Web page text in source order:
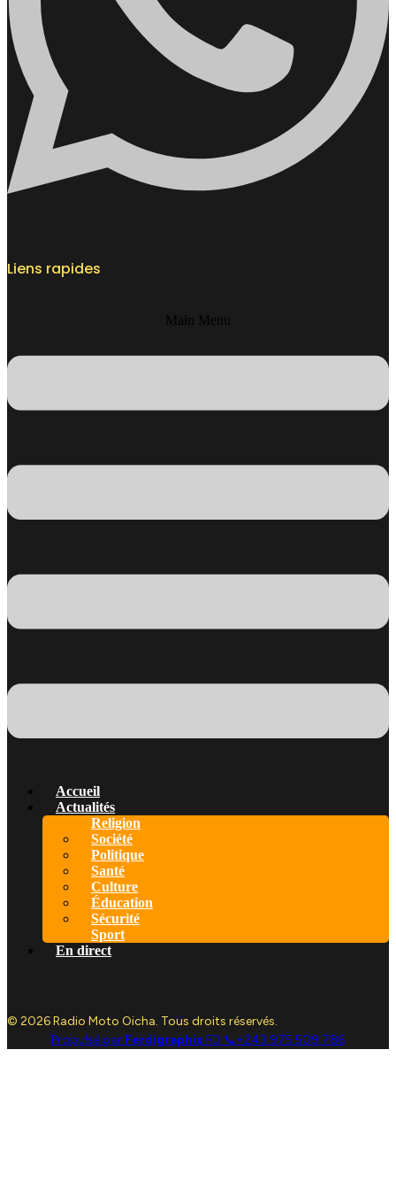
Liens rapides
Main Menu
Accueil
Actualités
Religion
Société
Politique
Santé
Culture
Éducation
Sécurité
Sport
En direct
© 2026 Radio Moto Oicha. Tous droits réservés.
Propulsé par Ferdigraphix FD 📞+243 975 509 786